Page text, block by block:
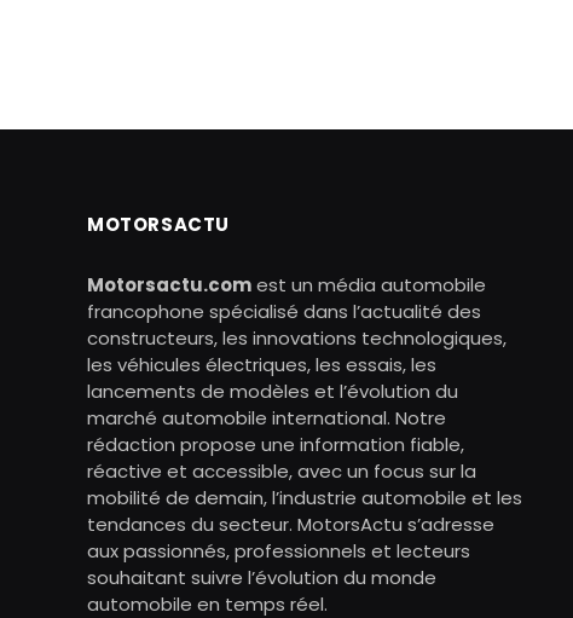
MOTORSACTU
Motorsactu.comest un média automobile
francophone spécialisé dans l’actualité des
constructeurs, les innovations technologiques,
les véhicules électriques, les essais, les
lancements de modèles et l’évolution du
marché automobile international. Notre
rédaction propose une information fiable,
réactive et accessible, avec un focus sur la
mobilité de demain, l’industrie automobile et les
tendances du secteur. MotorsActu s’adresse
aux passionnés, professionnels et lecteurs
souhaitant suivre l’évolution du monde
automobile en temps réel.